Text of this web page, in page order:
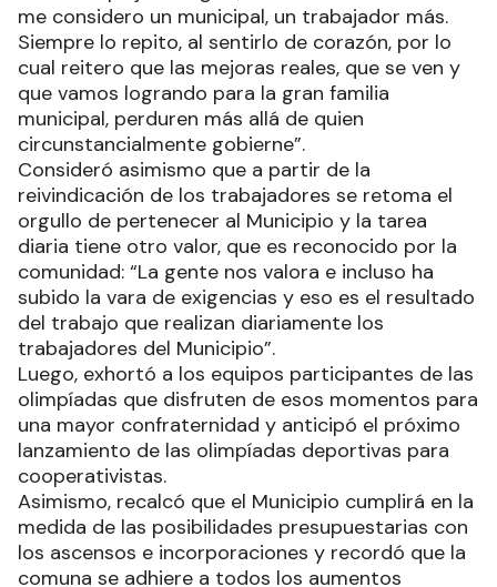
me considero un municipal, un trabajador más.
Siempre lo repito, al sentirlo de corazón, por lo
cual reitero que las mejoras reales, que se ven y
que vamos logrando para la gran familia
municipal, perduren más allá de quien
circunstancialmente gobierne”.
Consideró asimismo que a partir de la
reivindicación de los trabajadores se retoma el
orgullo de pertenecer al Municipio y la tarea
diaria tiene otro valor, que es reconocido por la
comunidad: “La gente nos valora e incluso ha
subido la vara de exigencias y eso es el resultado
del trabajo que realizan diariamente los
trabajadores del Municipio”.
Luego, exhortó a los equipos participantes de las
olimpíadas que disfruten de esos momentos para
una mayor confraternidad y anticipó el próximo
lanzamiento de las olimpíadas deportivas para
cooperativistas.
Asimismo, recalcó que el Municipio cumplirá en la
medida de las posibilidades presupuestarias con
los ascensos e incorporaciones y recordó que la
comuna se adhiere a todos los aumentos